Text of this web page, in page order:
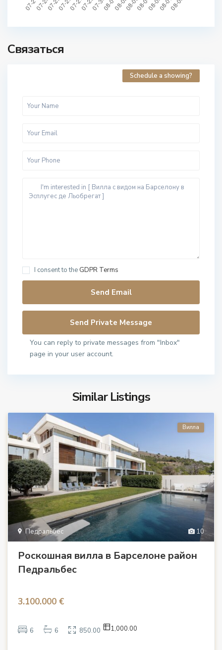
Связаться
Schedule a showing?
I consent to the GDPR Terms
You can reply to private messages from "Inbox"
page in your user account.
Similar Listings
10
Педральбес
Вилла
Роскошная вилла в Барселоне район
Педральбес
3.100.000 €
6 6 850.00 1,000.00